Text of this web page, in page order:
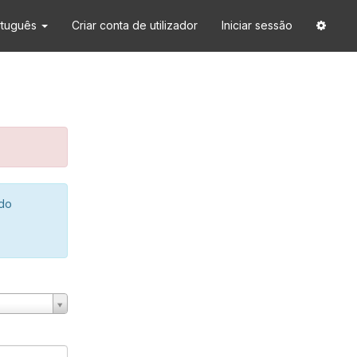
Criar conta de utilizador Iniciar sessão